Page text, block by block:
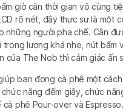
giờ căn thời gian vô cùng
rõ nét, đây thực sự là một
những người pha chế. Cân
trọng lượng khá nhẹ, nút bấm
của The Nob thì cảm giác ấn
bạn đong cà phê một
năng đếm giây, chức
phê Pour-over và Espresso.